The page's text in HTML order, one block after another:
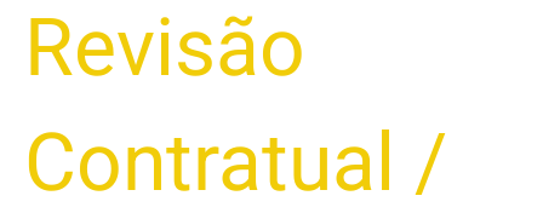
Revisão
Contratual /